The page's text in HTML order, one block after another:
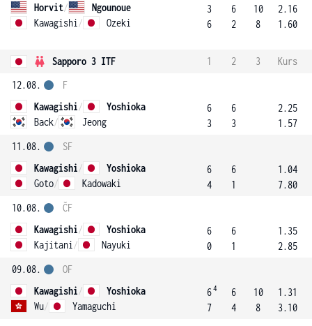
Horvit/
Ngounoue
Kawagishi / Ozeki
3
6
6
2
10
8
2.16
1.60
Sapporo 3 ITF 1 2 3
Kurs
12.08.
Kawagishi/
Yoshioka
Back/ Jeong
F
6
3
6
3
2.25
1.57
11.08.
Kawagishi/
Yoshioka
Goto/ Kadowaki
SF
6
4
6
1
1.04
7.80
10.08.
Kawagishi/
Yoshioka
Kajitani / Nayuki
ČF
6
0
6
1
1.35
2.85
09.08.
Kawagishi/
Yoshioka
Wu/ Yamaguchi
OF
64
7
6
4
10
8
1.31
3.10